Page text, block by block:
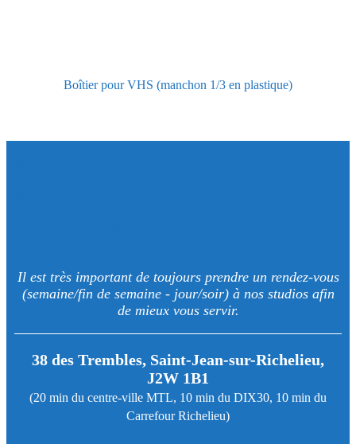
Boîtier pour VHS (manchon 1/3 en plastique)
Il est très important de toujours prendre un rendez-vous
(semaine/fin de semaine - jour/soir) à nos studios afin
de mieux vous servir.
38 des Trembles, Saint-Jean-sur-Richelieu,
J2W 1B1
(20 min du centre-ville MTL, 10 min du DIX30, 10 min du
Carrefour Richelieu)